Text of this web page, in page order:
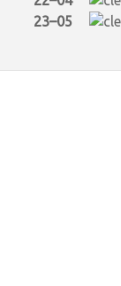
23–05